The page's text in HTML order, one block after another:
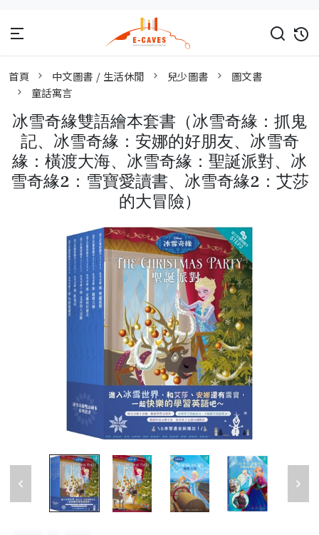
首頁 中文圖書 / 生活休閒 兒少圖書
圖文書
童話寓言
冰雪奇緣雙語繪本套書（冰雪奇緣：抓鬼
記、冰雪奇緣：安娜的好朋友、冰雪奇
緣：橫渡大海、冰雪奇緣：聖誕派對、冰
雪奇緣2：雪寶愛讀書、冰雪奇緣2：艾莎
的大冒險）